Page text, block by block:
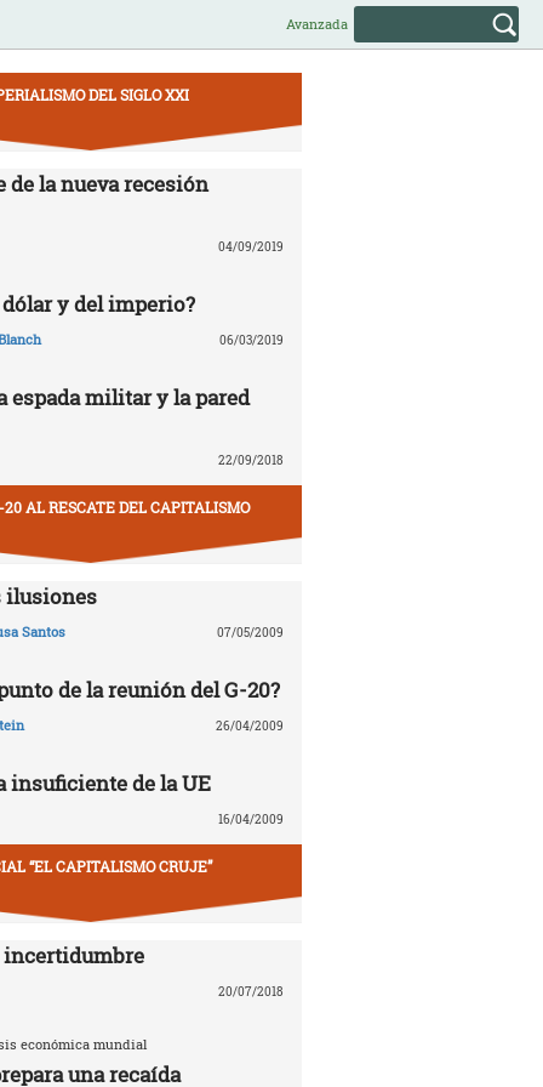
Avanzada
DEL SIGLO XXI
de la nueva recesión
04/09/2019
y del imperio?
06/03/2019
espada militar y la pared
22/09/2018
20 AL RESCATE DEL CAPITALISMO
ilusiones
Santos 07/05/2009
de la reunión del G-20?
26/04/2009
insuficiente de la UE
16/04/2009
“EL CAPITALISMO CRUJE”
incertidumbre
20/07/2018
económica mundial
una recaída